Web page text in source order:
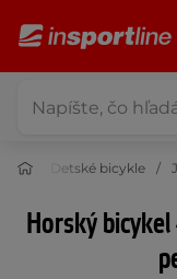
Detské bicykle
Horský